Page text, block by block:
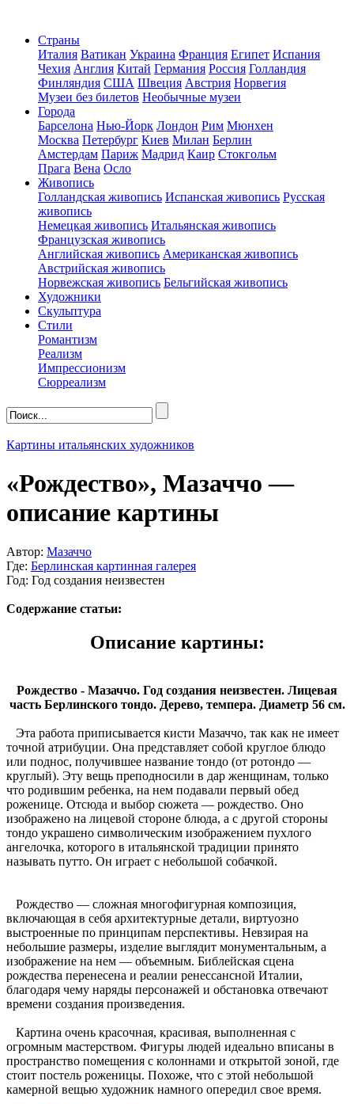
Страны
Италия Ватикан Украина Франция Египет Испания
Чехия Англия Китай Германия Россия Голландия
Финляндия США Швеция Австрия Норвегия
Музеи без билетов Необычные музеи
Города
Барселона Нью-Йорк Лондон Рим Мюнхен
Москва Петербург Киев Милан Берлин
Амстердам Париж Мадрид Каир Стокгольм
Прага Вена Осло
Живопись
Голландская живопись Испанская живопись Русская
живопись
Немецкая живопись Итальянская живопись
Французская живопись
Английская живопись Американская живопись
Австрийская живопись
Норвежская живопись Бельгийская живопись
Художники
Скульптура
Стили
Романтизм
Реализм
Импрессионизм
Сюрреализм
Картины итальянских художников
«Рождество», Мазаччо —
описание картины
Автор: Мазаччо
Где: Берлинская картинная галерея
Год: Год создания неизвестен
Содержание статьи:
Описание картины:
Рождество - Мазаччо. Год создания неизвестен. Лицевая
часть Берлинского тондо. Дерево, темпера. Диаметр 56 см.
Эта работа приписывается кисти Мазаччо, так как не имеет
точной атрибуции. Она представляет собой круглое блюдо
или поднос, получившее название тондо (от ротондо —
круглый). Эту вещь преподносили в дар женщинам, только
что родившим ребенка, на нем подавали первый обед
роженице. Отсюда и выбор сюжета — рождество. Оно
изображено на лицевой стороне блюда, а с другой стороны
тондо украшено символическим изображением пухлого
ангелочка, которого в итальянской традиции принято
называть путто. Он играет с небольшой собачкой.
Рождество — сложная многофигурная композиция,
включающая в себя архитектурные детали, виртуозно
выстроенные по принципам перспективы. Невзирая на
небольшие размеры, изделие выглядит монументальным, а
изображение на нем — объемным. Библейская сцена
рождества перенесена и реалии ренессансной Италии,
благодаря чему наряды персонажей и обстановка отвечают
времени создания произведения.
Картина очень красочная, красивая, выполненная с
огромным мастерством. Фигуры людей идеально вписаны в
пространство помещения с колоннами и открытой зоной, где
стоит постель роженицы. Похоже, что с этой небольшой
камерной вещью художник намного опередил свое время.